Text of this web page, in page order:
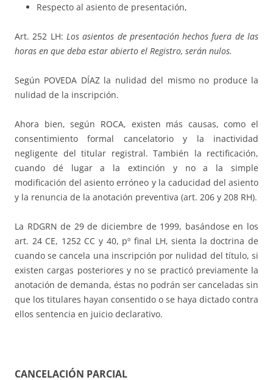
Respecto al asiento de presentación,
Art. 252 LH: Los asientos de presentación hechos fuera de las
horas en que deba estar abierto el Registro, serán nulos.
Según POVEDA DÍAZ la nulidad del mismo no produce la
nulidad de la inscripción.
Ahora bien, según ROCA, existen más causas, como el
consentimiento formal cancelatorio y la inactividad
negligente del titular registral. También la rectificación,
cuando dé lugar a la extinción y no a la simple
modificación del asiento erróneo y la caducidad del asiento
y la renuncia de la anotación preventiva (art. 206 y 208 RH).
La RDGRN de 29 de diciembre de 1999, basándose en los
art. 24 CE, 1252 CC y 40, pº final LH, sienta la doctrina de
cuando se cancela una inscripción por nulidad del título, si
existen cargas posteriores y no se practicó previamente la
anotación de demanda, éstas no podrán ser canceladas sin
que los titulares hayan consentido o se haya dictado contra
ellos sentencia en juicio declarativo.
CANCELACIÓN PARCIAL